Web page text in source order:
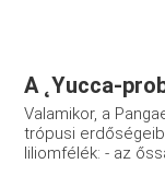
A ˛Yucca-
Valamikor, a
trópusi
liliomfélék: - az